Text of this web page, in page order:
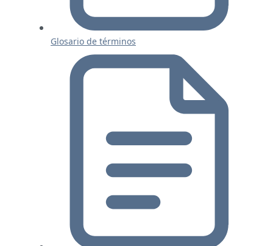
Glosario de términos